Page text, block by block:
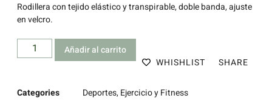
Rodillera con tejido elástico y transpirable, doble banda, ajuste
en velcro.
Añadir al carrito
WHISHLIST
SHARE
Categories Deportes,Ejercicio y Fitness